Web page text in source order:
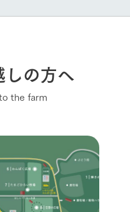
の方へ
the farm